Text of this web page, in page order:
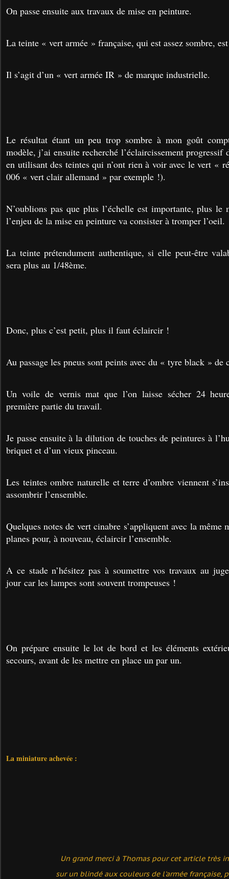
On passe ensuite aux travaux de mise en peinture.
La teinte « vert armée » française, qui est assez sombre,
Il s’agit d’un « vert armée IR » de marque industrielle.
Le résultat étant un peu trop sombre à mon goût
modèle, j’ai ensuite recherché l’éclaircissement progressif
en utilisant des teintes qui n’ont rien à voir avec le vert «
006 « vert clair allemand » par exemple !).
N’oublions pas que plus l’échelle est importante, plus le
l’enjeu de la mise en peinture va consister à tromper l’oeil.
La teinte prétendument authentique, si elle peut-être
sera plus au 1/48ème.
Donc, plus c’est petit, plus il faut éclaircir !
Au passage les pneus sont peints avec du « tyre black »
Un voile de vernis mat que l’on laisse sécher 24
première partie du travail.
Je passe ensuite à la dilution de touches de peintures à
briquet et d’un vieux pinceau.
Les teintes ombre naturelle et terre d’ombre viennent
assombrir l’ensemble.
Quelques notes de vert cinabre s’appliquent avec la même
planes pour, à nouveau, éclaircir l’ensemble.
A ce stade n’hésitez pas à soumettre vos travaux au
jour car les lampes sont souvent trompeuses !
On prépare ensuite le lot de bord et les éléments
secours, avant de les mettre en place un par un.
La miniature achevée :
Un grand merci à Thomas pour cet article très
sur un blindé aux couleurs de l'armée française,